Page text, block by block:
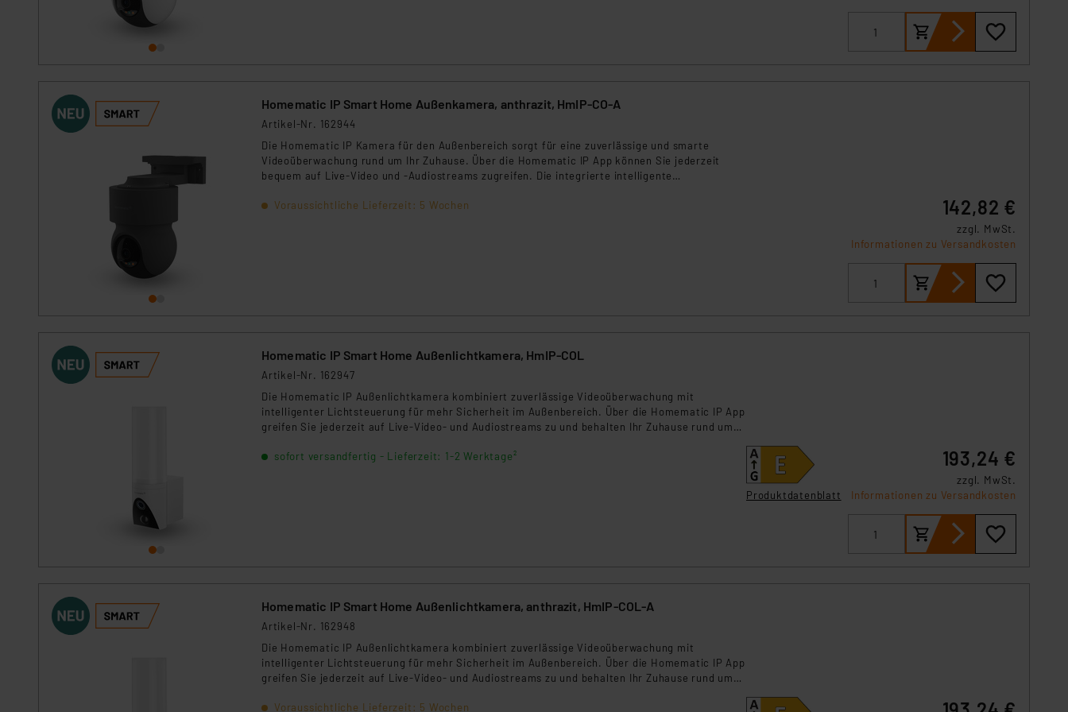
Daten, verbundenen Risiken.“
Impressum| Datenschutzerklärung
Homematic IP Smart Home Außenkamera, anthrazit, HmIP-CO-A
Artikel-Nr. 162944
Die Homematic IP Kamera für den Außenbereich sorgt für eine zuverlässige und smarte
Videoüberwachung rund um Ihr Zuhause. Über die Homematic IP App können Sie jederzeit
bequem auf Live‑Video und -Audiostreams zugreifen. Die integrierte intelligente
per Push‑Benachrichtigung auf Ihrem Smartphone.
Voraussichtliche Lieferzeit: 5 Wochen 142,82 €
zzgl. MwSt.
Informationen zu Versandkosten
Homematic IP Smart Home Außenlichtkamera, HmIP-COL
Artikel-Nr. 162947
Die Homematic IP Außenlichtkamera kombiniert zuverlässige Videoüberwachung mit
intelligenter Lichtsteuerung für mehr Sicherheit im Außenbereich. Über die Homematic IP App
greifen Sie jederzeit auf Live‑Video- und Audiostreams zu und behalten Ihr Zuhause rund um
Ereignisse automatisch und informiert Sie in Echtzeit per Push‑Benachrichtigung. Das
sofort versandfertig - Lieferzeit: 1-2 Werktage²
Produktdatenblatt
193,24 €
zzgl. MwSt.
Informationen zu Versandkosten
Homematic IP Smart Home Außenlichtkamera, anthrazit, HmIP-COL-A
Artikel-Nr. 162948
Die Homematic IP Außenlichtkamera kombiniert zuverlässige Videoüberwachung mit
intelligenter Lichtsteuerung für mehr Sicherheit im Außenbereich. Über die Homematic IP App
greifen Sie jederzeit auf Live‑Video- und Audiostreams zu und behalten Ihr Zuhause rund um
Ereignisse automatisch und informiert Sie in Echtzeit per Push‑Benachrichtigung. Das
Voraussichtliche Lieferzeit: 5 Wochen